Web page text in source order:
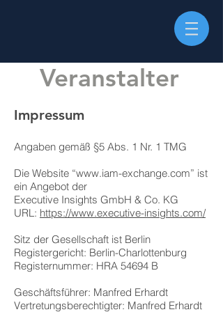
Veranstalter
Impressum
Angaben gemäß §5 Abs. 1 Nr. 1 TMG
Die Website “www.iam-exchange.com” ist
ein Angebot der
Executive Insights GmbH & Co. KG
URL: https://www.executive-insights.com/
Sitz der Gesellschaft ist Berlin
Registergericht: Berlin-Charlottenburg
Registernummer: HRA 54694 B
Geschäftsführer: Manfred Erhardt
Vertretungsberechtigter: Manfred Erhardt